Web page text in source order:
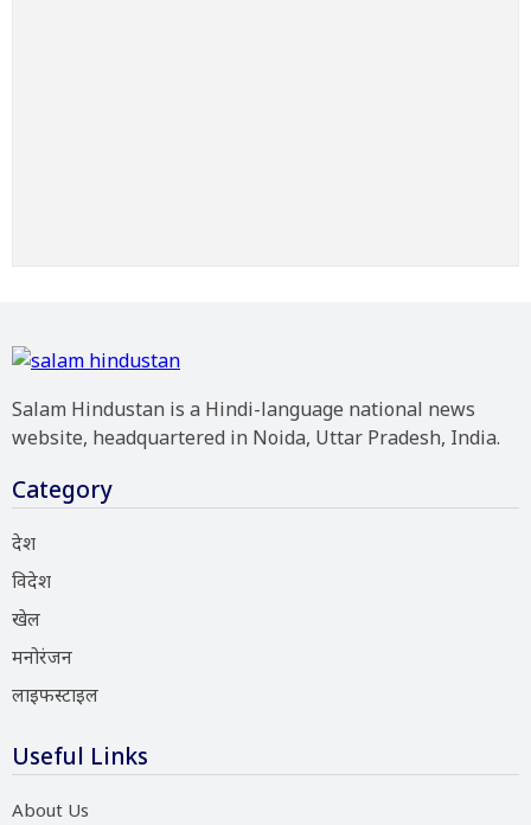
Salam Hindustan is a Hindi-language national news
website, headquartered in Noida, Uttar Pradesh, India.
Category
देश
विदेश
खेल
मनोरंजन
लाइफस्टाइल
Useful Links
About Us